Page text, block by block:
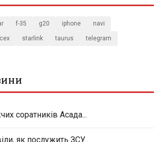
f-35 g20 iphone navi
starlink taurus telegram
соратників Асада...
як послужить ЗСУ...